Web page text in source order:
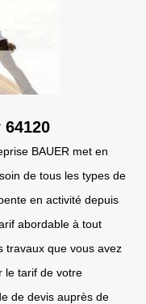
BAUER met en
de tous les types de
en activité depuis
abordable à tout
travaux que vous avez
le tarif de votre
de devis auprès de